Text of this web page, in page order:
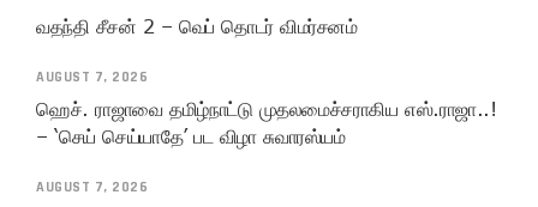
வதந்தி சீசன் 2 – வெப் தொடர் விமர்சனம்
AUGUST 7, 2026
ஹெச். ராஜாவை தமிழ்நாட்டு முதலமைச்சராகிய எஸ்.ராஜா..!
– ‘செய் செய்யாதே’ பட விழா சுவாரஸ்யம்
AUGUST 7, 2026